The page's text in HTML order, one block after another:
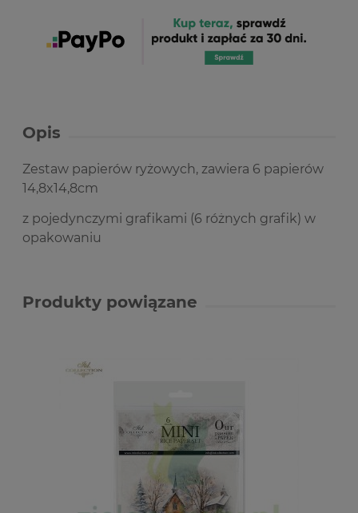
Opis
Zestaw papierów ryżowych, zawiera 6 papierów
14,8x14,8cm
z pojedynczymi grafikami (6 różnych grafik) w
opakowaniu
Produkty powiązane